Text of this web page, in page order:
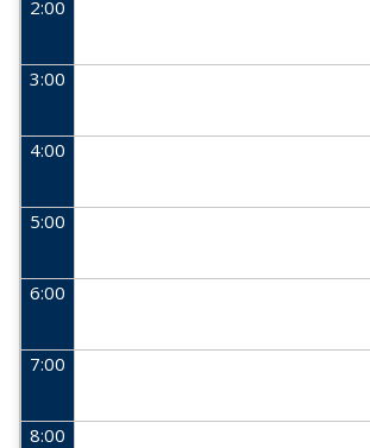
2:00
3:00
4:00
5:00
6:00
7:00
8:00